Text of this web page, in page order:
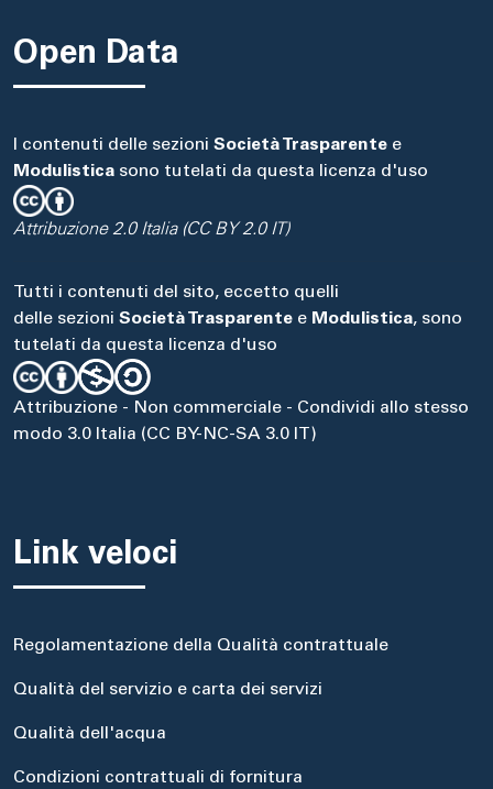
Open Data
I contenuti delle sezioni Società Trasparente e
Modulistica sono tutelati da questa licenza d'uso
Attribuzione 2.0 Italia (CC BY 2.0 IT)
Tutti i contenuti del sito, eccetto quelli
delle sezioni Società Trasparente e Modulistica, sono
tutelati da questa licenza d'uso
Attribuzione - Non commerciale - Condividi allo stesso
modo 3.0 Italia (CC BY-NC-SA 3.0 IT)
Link veloci
Regolamentazione della Qualità contrattuale
Qualità del servizio e carta dei servizi
Qualità dell'acqua
Condizioni contrattuali di fornitura